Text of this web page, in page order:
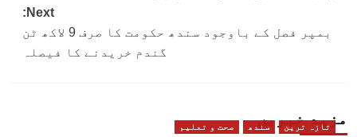
Next:
بمپر فصل کے باوجود سندھ حکومت کا صرف 9 لاکھ ٹن
گندم خریدنے کا فیصلہ
مزید خبریں
تازہ ترین سندھ صحت و تعلیم